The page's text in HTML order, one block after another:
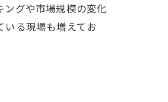
グや市場規模の変化
いる現場も増えてお